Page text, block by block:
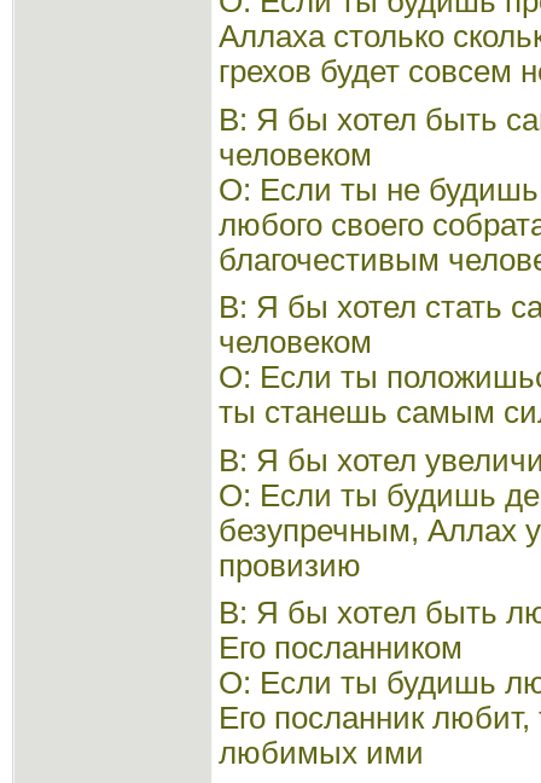
Аллаха столько
грехов будет совсем
В: Я бы хотел быть
человеком
О: Если ты не будишь
любого своего
благочестивым
В: Я бы хотел стать
человеком
О: Если ты
ты станешь самым
В: Я бы хотел
О: Если ты будишь
безупречным, Аллах
провизию
В: Я бы хотел быть
Его посланником
О: Если ты будишь
Его посланник
любимых ими